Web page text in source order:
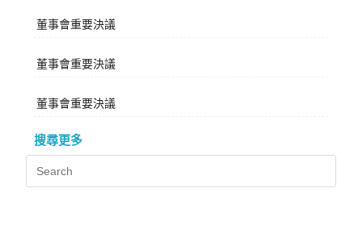
董事會重要決議
董事會重要決議
董事會重要決議
搜尋更多